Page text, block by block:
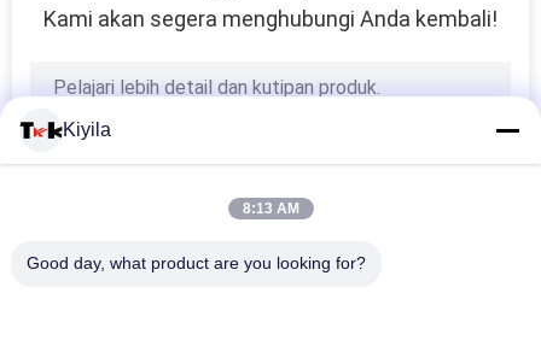
Pakaian Hang Tag
26
Kami akan segera menghubungi Anda kembali!
Kiyila
8:13 AM
Good day, what product are you looking for?